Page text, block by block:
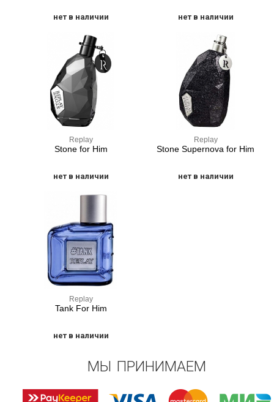
нет в наличии нет в наличии
Replay
Stone for Him
нет в наличии
Replay
Stone Supernova for Him
нет в наличии
Replay
Tank For Him
нет в наличии
МЫ ПРИНИМАЕМ